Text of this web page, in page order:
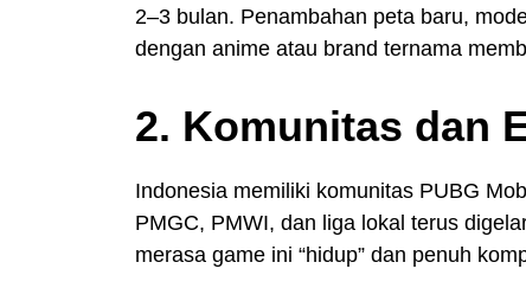
2–3 bulan. Penambahan peta baru,
dengan anime atau brand ternama
2. Komunitas dan
Indonesia memiliki komunitas PUBG
PMGC, PMWI, dan liga lokal terus
merasa game ini “hidup” dan penuh